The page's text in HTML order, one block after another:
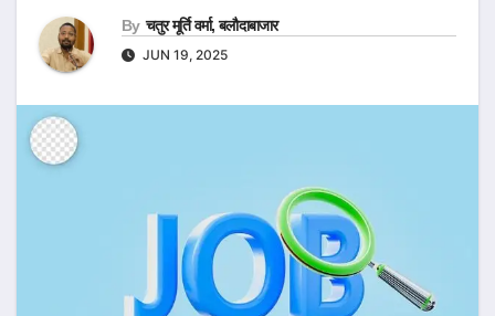
By चतुर मूर्ति वर्मा, बलौदाबाजार
JUN 19, 2025